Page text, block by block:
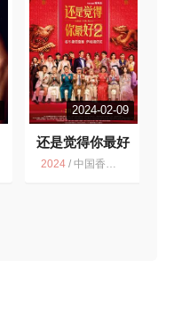
2024-02-09
还是觉得你最好
2
5.5
2024 /中国香港 / 中国大陆 / 喜剧 爱情